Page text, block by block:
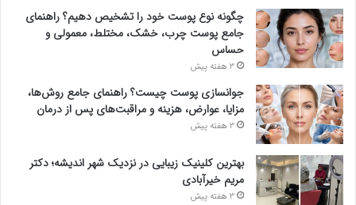
چگونه نوع پوست خود را تشخیص دهیم؟ راهنمای
جامع پوست چرب، خشک، مختلط، معمولی و
حساس
3 هفته پیش
جوانسازی پوست چیست؟ راهنمای جامع روش‌ها،
مزایا، عوارض، هزینه و مراقبت‌های پس از درمان
3 هفته پیش
بهترین کلینیک زیبایی در نزدیک شهر اندیشه؛ دکتر
مریم خیرآبادی
3 هفته پیش